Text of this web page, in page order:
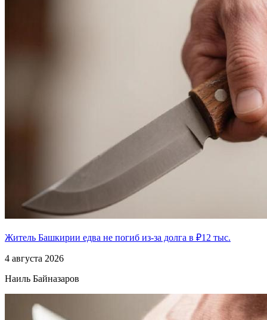
Житель Башкирии едва не погиб из-за долга в ₽12 тыс.
4 августа 2026
Наиль Байназаров